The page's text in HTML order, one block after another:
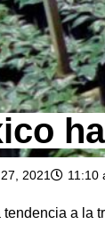
2021 11:10
tendencia a la